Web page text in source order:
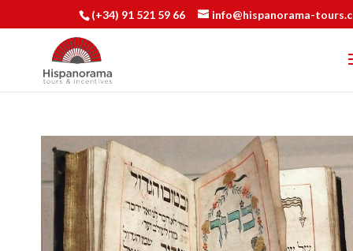
(+34) 91 521 59 66 info@hispanorama-